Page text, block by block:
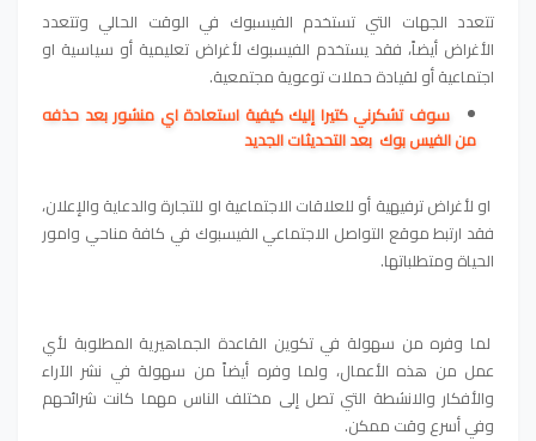
تتعدد الجهات التي تستخدم الفيسبوك في الوقت الحالي وتتعدد
الأغراض أيضاً، فقد يستخدم الفيسبوك لأغراض تعليمية أو سياسية او
اجتماعية أو لقيادة حملات توعوية مجتمعية.
سوف تشكرني كتيرا إليك كيفية استعادة اي منشور بعد حذفه
من الفيس بوك بعد التحديثات الجديد
او لأغراض ترفيهية أو للعلاقات الاجتماعية او للتجارة والدعاية والإعلان،
فقد ارتبط موقع التواصل الاجتماعي الفيسبوك في كافة مناحي وامور
الحياة ومتطلباتها.
لما وفره من سهولة في تكوين القاعدة الجماهيرية المطلوبة لأي
عمل من هذه الأعمال، ولما وفره أيضاً من سهولة في نشر الآراء
والأفكار والانشطة التي تصل إلى مختلف الناس مهما كانت شرائحهم
وفي أسرع وقت ممكن.